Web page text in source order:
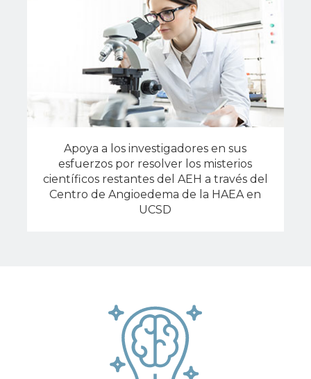
Apoya a los investigadores en sus
esfuerzos por resolver los misterios
científicos restantes del AEH a través del
Centro de Angioedema de la HAEA en
UCSD